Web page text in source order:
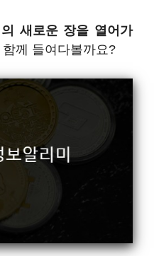
새로운 장을 열어가
께 들여다볼까요?